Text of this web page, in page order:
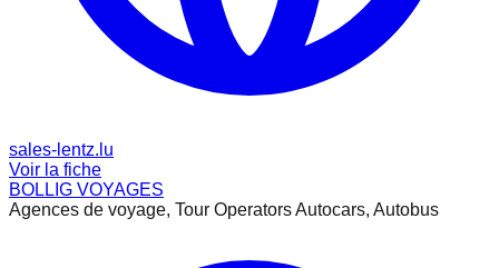
sales-lentz.lu
Voir la fiche
BOLLIG VOYAGES
Agences de voyage, Tour Operators Autocars, Autobus